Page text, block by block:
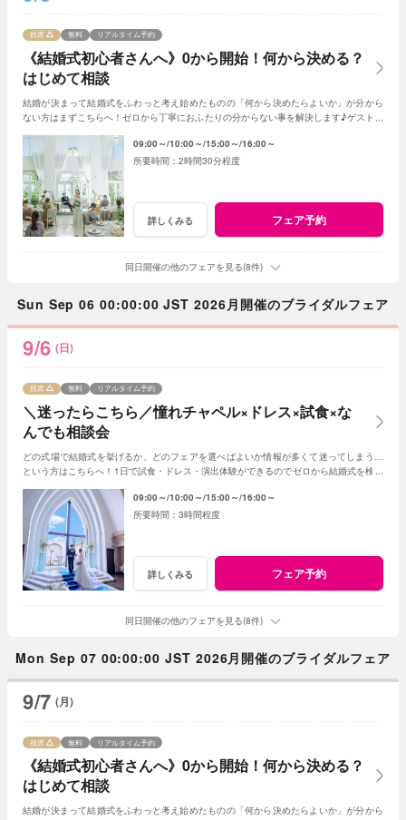
《結婚式初心者さんへ》0から開始！何から決める？
はじめて相談
残席 無料 リアルタイム予約
結婚が決まって結婚式をふわっと考え始めたものの「何から決めたらよいか」が分から
ない方はまずこちらへ！ゼロから丁寧におふたりの分からない事を解決します♪ゲスト人
09:00～ 10:00～ 15:00～ 16:00～
2時間30分程度
詳しくみる フェア予約
同日開催の他のフェアを見る(8件)
Sun Sep 06 00:00:00 JST 2026月開催のブライダルフェア
9/6 (日)
＼迷ったらこちら／憧れチャペル×ドレス×試食×な
んでも相談会
残席 無料 リアルタイム予約
どの式場で結婚式を挙げるか、どのフェアを選べばよいか情報が多くて迷ってしまう…
という方はこちらへ！1日で試食・ドレス・演出体験ができるのでゼロから結婚式を検討
09:00～ 10:00～ 15:00～ 16:00～
3時間程度
詳しくみる フェア予約
同日開催の他のフェアを見る(8件)
Mon Sep 07 00:00:00 JST 2026月開催のブライダルフェア
9/7 (月)
《結婚式初心者さんへ》0から開始！何から決める？
はじめて相談
残席 無料 リアルタイム予約
結婚が決まって結婚式をふわっと考え始めたものの「何から決めたらよいか」が分から